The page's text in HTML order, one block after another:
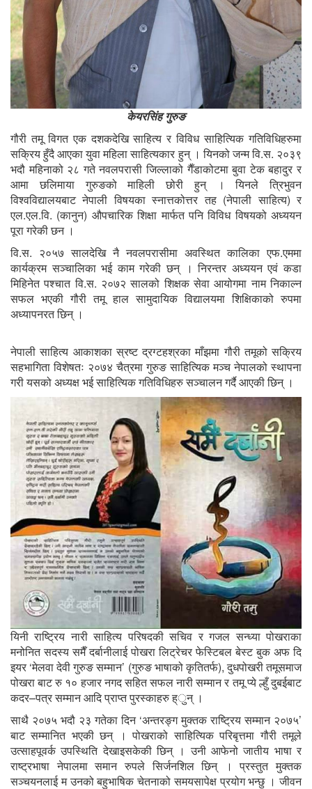
केयरसिंह गुरुङ
गौरी तमू विगत एक दशकदेखि साहित्य र विविध साहित्यिक गतिविधिहरुमा
सक्रिय हुँदै आएका युवा महिला साहित्यकार हुन् । यिनको जन्म वि.स. २०३९
भदौ महिनाको २८ गते नवलपरासी जिल्लाको गैँडाकोटमा बुवा टेक बहादुर र
आमा छलिमाया गुरुङको माहिली छोरी हुन् । यिनले त्रिभुवन
विश्वविद्यालयबाट नेपाली विषयका स्नात्तकोत्तर तह (नेपाली साहित्य) र
एल.एल.वि. (कानुन) औपचारिक शिक्षा मार्फत पनि विविध विषयको अध्ययन
पूरा गरेकी छन ।
वि.स. २०५७ सालदेखि नै नवलपरासीमा अवस्थित कालिका एफ.एममा
कार्यक्रम सञ्चालिका भई काम गरेकी छन् । निरन्तर अध्ययन एवं कडा
मिहिनेत पश्चात वि.स. २०७२ सालको शिक्षक सेवा आयोगमा नाम निकाल्न
सफल भएकी गौरी तमू हाल सामुदायिक विद्यालयमा शिक्षिकाको रुपमा
अध्यापनरत छिन् ।
नेपाली साहित्य आकाशका स्रष्ट द्रग्टहश्रका माँझमा गौरी तमूको सक्रिय
सहभागिता विशेषतः २०७४ चैत्रमा गुरुङ साहित्यिक मञ्च नेपालको स्थापना
गरी यसको अध्यक्ष भई साहित्यिक गतिविधिहरु सञ्चालन गर्दै आएकी छिन् ।
यिनी राष्ट्रिय नारी साहित्य परिषदकी सचिव र गजल सन्ध्या पोखराका
मनोनित सदस्य समैँ दर्बानीलाई पोखरा लिट्रेचर फेस्टिबल बेस्ट बुक अफ दि
इयर ‘मेलवा देवी गुरुङ सम्मान’ (गुरुङ भाषाको कृतितर्फ), दुधपोखरी तमूसमाज
पोखरा बाट रु १० हजार नगद सहित सफल नारी सम्मान र तमू प्ये ल्हुँ दुबईबाट
कदर–पत्र सम्मान आदि प्राप्त पुरस्काहरु ह्ुन् ।
साथै २०७५ भदौ २३ गतेका दिन ‘अन्तरङ्ग मुक्तक राष्ट्रिय सम्मान २०७५’
बाट सम्मानित भएकी छन् । पोखराको साहित्यिक परिबृत्तमा गौरी तमूले
उत्साहपूवर्क उपस्थिति देखाइसकेकी छिन् । उनी आफेनो जातीय भाषा र
राष्ट्रभाषा नेपालमा समान रुपले सिर्जनशिल छिन् । प्रस्तुत मुक्तक
सञ्चयनलाई म उनको बहुभाषिक चेतनाको समयसापेक्ष प्रयोग भन्छु । जीवन